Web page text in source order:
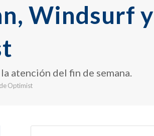
Windsurf y
atención del fin de semana.
Optimist